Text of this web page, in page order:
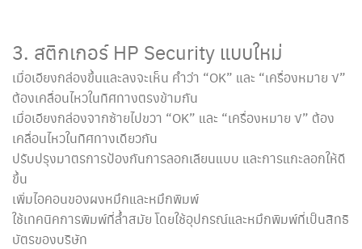
3. สติกเกอร์ HP Security แบบใหม่
เมื่อเอียงกล่องขึ้นและลงจะเห็น คำว่า “OK” และ “เครื่องหมาย √”
ต้องเคลื่อนไหวในทิศทางตรงข้ามกัน
เมื่อเอียงกล่องจากซ้ายไปขวา “OK” และ “เครื่องหมาย √” ต้อง
เคลื่อนไหวในทิศทางเดียวกัน
ปรับปรุงมาตรการป้องกันการลอกเลียนแบบ และการแกะลอกให้ดี
ขึ้น
เพิ่มไอคอนของผงหมึกและหมึกพิมพ์
ใช้เทคนิคการพิมพ์ที่ล้ำสมัย โดยใช้อุปกรณ์และหมึกพิมพ์ที่เป็นสิทธิ
บัตรของบริษัท